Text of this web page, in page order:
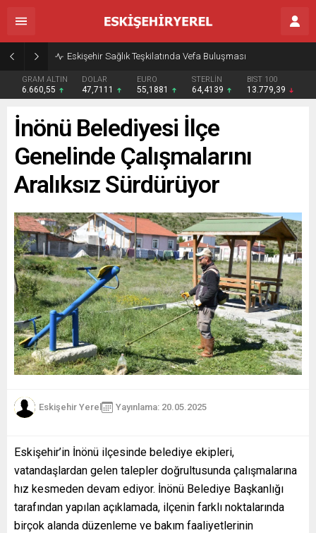
Eskişehir Sağlık Teşkilatında Vefa Buluşması
GRAM ALTIN
6.660,55
DOLAR
47,7111
EURO
55,1881
STERLİN
64,4139
BIST 100
13.779,39
İnönü Belediyesi İlçe
Genelinde Çalışmalarını
Aralıksız Sürdürüyor
Eskişehir Yerel Yayınlama: 20.05.2025
Eskişehir’in İnönü ilçesinde belediye ekipleri,
vatandaşlardan gelen talepler doğrultusunda çalışmalarına
hız kesmeden devam ediyor. İnönü Belediye Başkanlığı
tarafından yapılan açıklamada, ilçenin farklı noktalarında
birçok alanda düzenleme ve bakım faaliyetlerinin